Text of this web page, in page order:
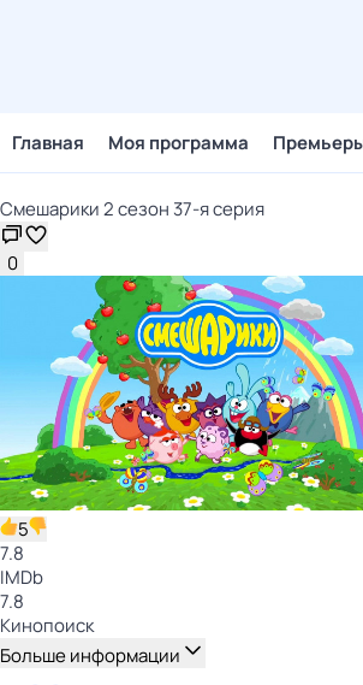
Главная Моя программа
Смешарики 2 сезон 37-я серия
0
5
7.8
IMDb
7.8
Кинопоиск
Больше информации